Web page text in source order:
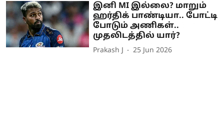
இனி MI இல்லை? மாறும்
ஹர்திக் பாண்டியா.. போட்டி
போடும் அணிகள்..
முதலிடத்தில் யார்?
Prakash J 25 Jun 2026